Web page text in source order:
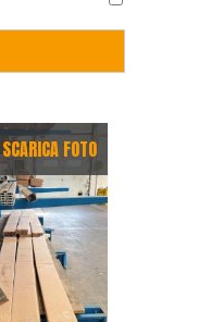
SCARICA FOTO